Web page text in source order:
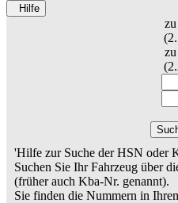
Hilfe
'Hilfe zur Suche der HSN oder
Suchen Sie Ihr Fahrzeug über
(früher auch Kba-Nr. genannt).
Sie finden die Nummern in